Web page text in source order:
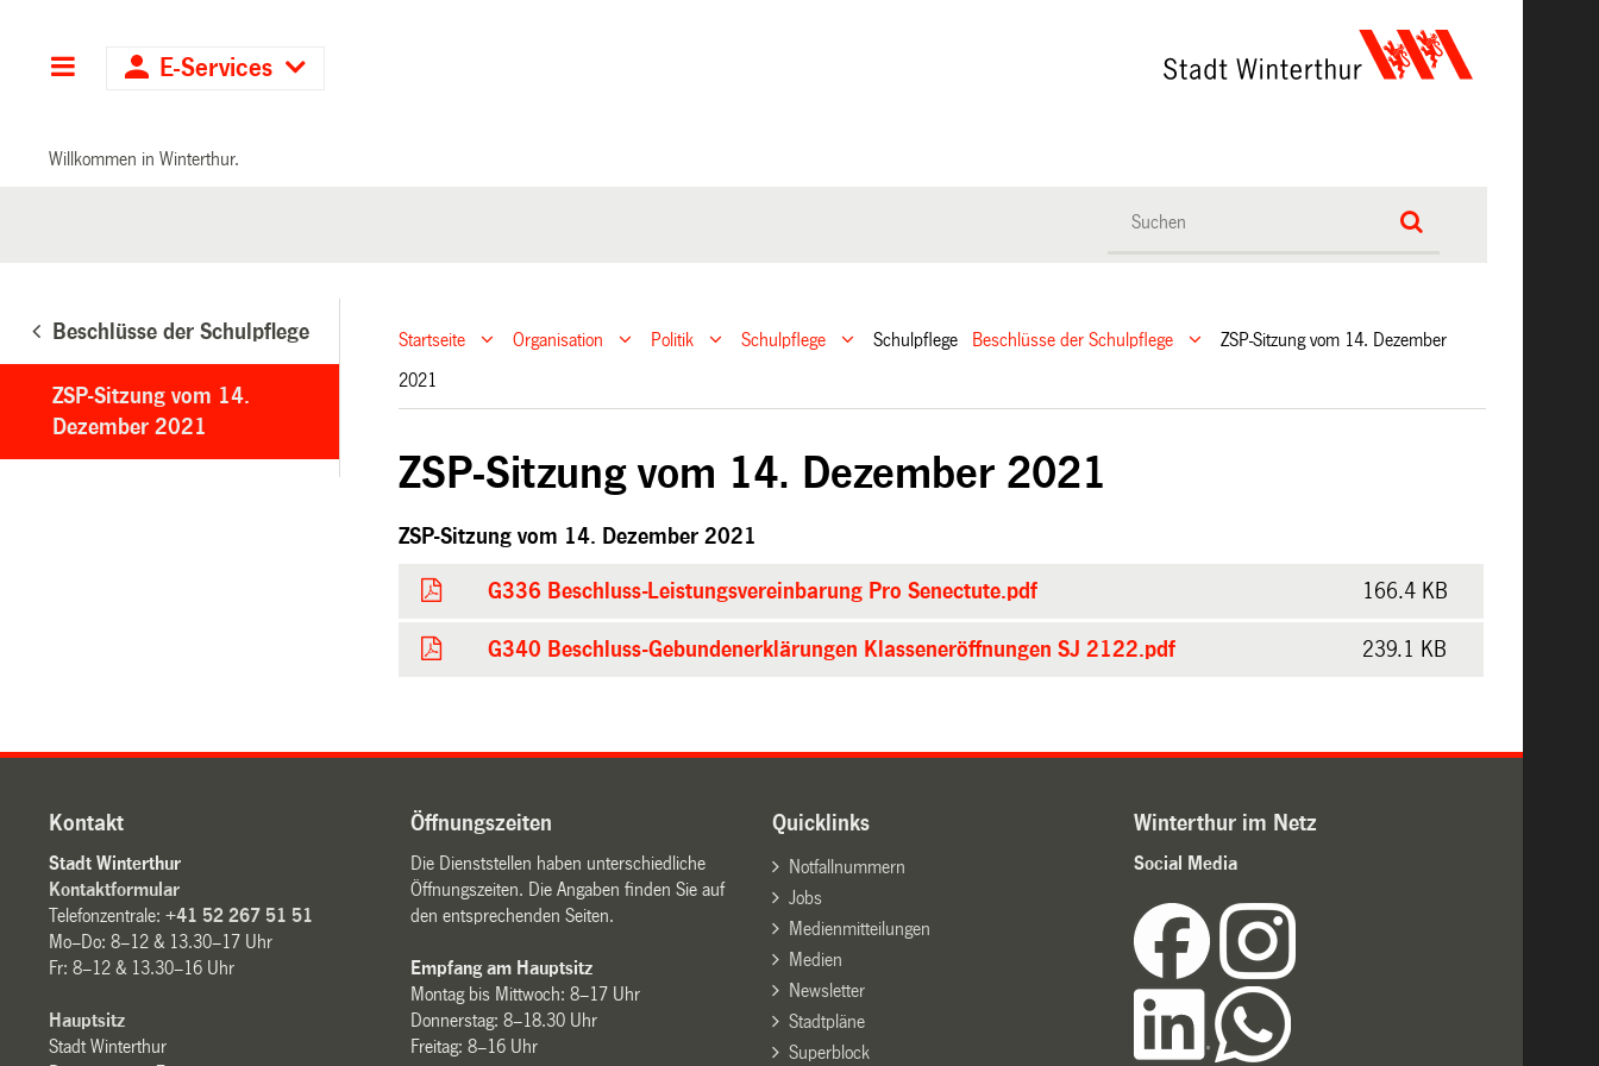
Hauptnavigation
E-Services
Willkommen in Winterthur.
Beschlüsse der Schulpflege
ZSP-Sitzung vom 14.
Dezember 2021
Startseite Organisation Politik Schulpflege Schulpflege Beschlüsse der Schulpflege
ZSP-Sitzung vom 14. Dezember
2021
ZSP-Sitzung vom 14. Dezember 2021
ZSP-Sitzung vom 14. Dezember 2021
G336 Beschluss-Leistungsvereinbarung Pro Senectute.pdf 166.4 KB
G340 Beschluss-Gebundenerklärungen Klasseneröffnungen SJ 2122.pdf 239.1 KB
Kontakt
Stadt Winterthur
Kontaktformular
Telefonzentrale:+41 52 267 51 51
Mo–Do: 8–12 & 13.30–17 Uhr
Fr: 8–12 & 13.30–16 Uhr
Hauptsitz
Stadt Winterthur
Öffnungszeiten
Die Dienststellen haben unterschiedliche
Öffnungszeiten. Die Angaben finden Sie auf
den entsprechenden Seiten.
Empfang am Hauptsitz
Montag bis Mittwoch: 8–17 Uhr
Donnerstag: 8–18.30 Uhr
Freitag: 8–16 Uhr
Quicklinks
Notfallnummern
Jobs
Medienmitteilungen
Medien
Newsletter
Stadtpläne
Superblock
Winterthur im Netz
Social Media